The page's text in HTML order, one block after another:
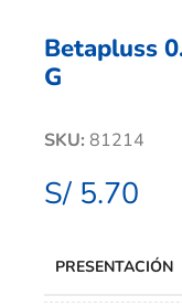
Betapluss
G
SKU: 81214
S/ 5.70
PRESENTACIÓN